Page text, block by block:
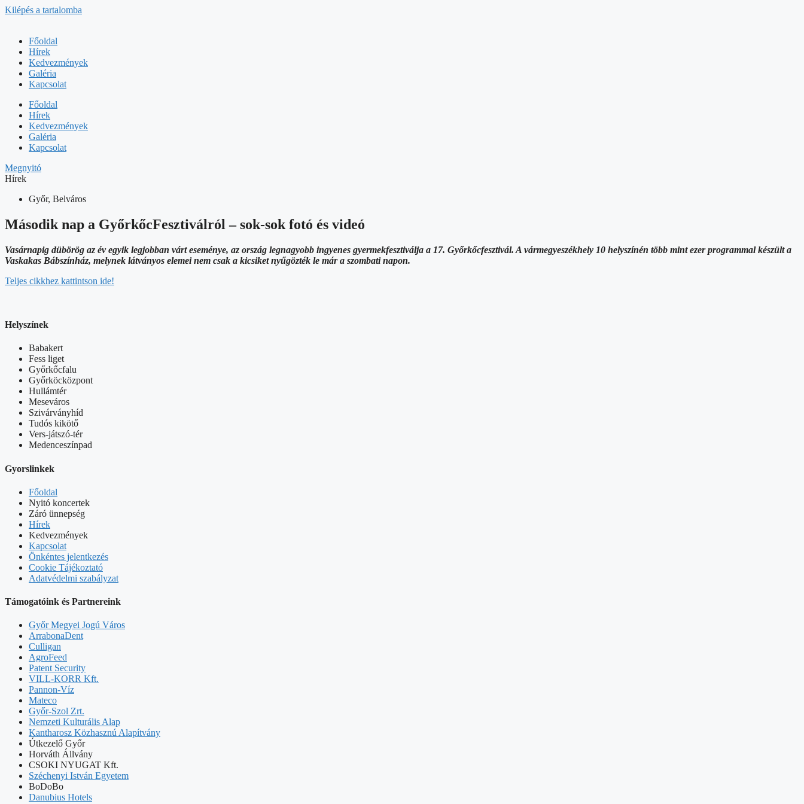
Kilépés a tartalomba
Főoldal
Hírek
Kedvezmények
Galéria
Kapcsolat
Főoldal
Hírek
Kedvezmények
Galéria
Kapcsolat
Megnyitó
Hírek
Győr, Belváros
Második nap a GyőrkőcFesztiválról – sok-sok fotó és videó
Vasárnapig dübörög az év egyik legjobban várt eseménye, az ország legnagyobb ingyenes gyermekfesztiválja a 17. Győrkőcfesztivál. A vármegyeszékhely 10 helyszínén több mint ezer programmal készült a
Vaskakas Bábszínház, melynek látványos elemei nem csak a kicsiket nyűgözték le már a szombati napon.
Teljes cikkhez kattintson ide!
Helyszínek
Babakert
Fess liget
Győrkőcfalu
Győrköcközpont
Hullámtér
Meseváros
Szivárványhíd
Tudós kikötő
Vers-játszó-tér
Medenceszínpad
Gyorslinkek
Főoldal
Nyitó koncertek
Záró ünnepség
Hírek
Kedvezmények
Kapcsolat
Önkéntes jelentkezés
Cookie Tájékoztató
Adatvédelmi szabályzat
Támogatóink és Partnereink
Győr Megyei Jogú Város
ArrabonaDent
Culligan
AgroFeed
Patent Security
VILL-KORR Kft.
Pannon-Víz
Mateco
Győr-Szol Zrt.
Nemzeti Kulturális Alap
Kantharosz Közhasznú Alapítvány
Útkezelő Győr
Horváth Állvány
CSOKI NYUGAT Kft.
Széchenyi István Egyetem
BoDoBo
Danubius Hotels